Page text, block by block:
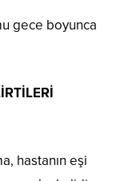
gece boyunca
hastanın eşi